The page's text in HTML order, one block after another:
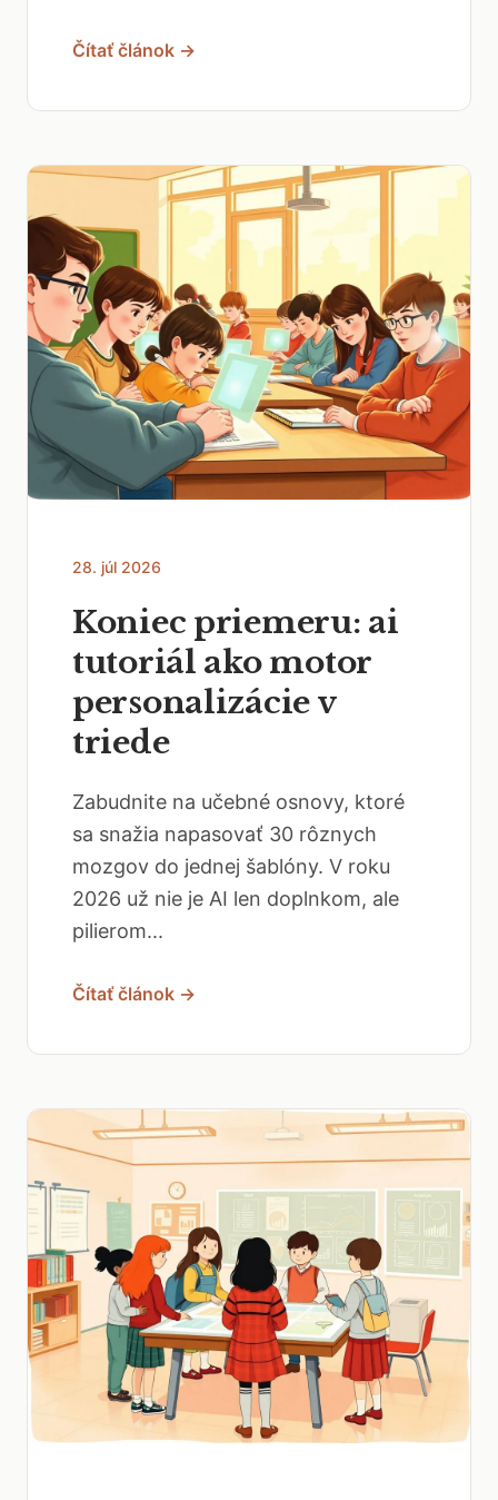
Čítať článok →
28. júl 2026
Koniec priemeru: ai
tutoriál ako motor
personalizácie v
triede
Zabudnite na učebné osnovy, ktoré
sa snažia napasovať 30 rôznych
mozgov do jednej šablóny. V roku
2026 už nie je AI len doplnkom, ale
pilierom...
Čítať článok →